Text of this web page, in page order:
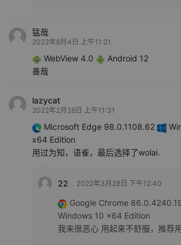
猛哉
2022年8月4日 上午11:21
WebView 4.0
Android 12
善哉
lazycat
2022年2月28日 上午11:31
Microsoft Edge 98.0.1108.62
x64 Edition
用过为知，语雀，最后选择了wolai.
22 2022年3月28日 下午12:40
Google Chrome
Windows 10 x64 Edition
我来很恶心 用起来不舒服，推荐